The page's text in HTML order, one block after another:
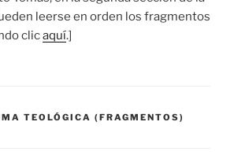
leerse en orden los fragmentos
clicaquí.]
TEOLÓGICA (FRAGMENTOS)